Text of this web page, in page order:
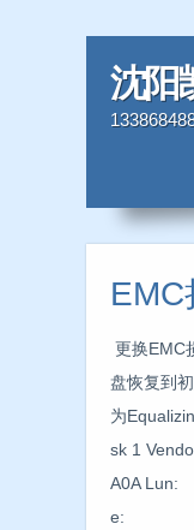
沈阳
更换EMC
盘恢复到
为
sk 1
A0A
e: 6: